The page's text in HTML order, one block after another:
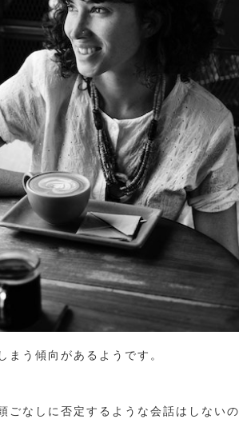
う傾向があるようです。
ごなしに否定するような会話はしないの